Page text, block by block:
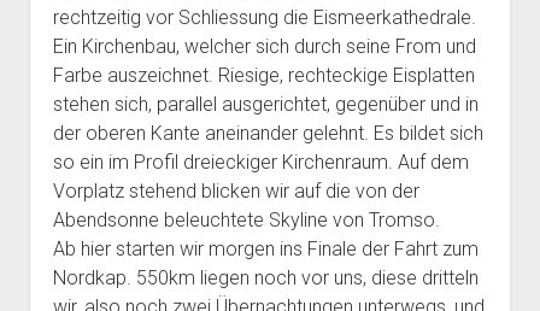
rechtzeitig vor Schliessung die Eismeerkathedrale.
Ein Kirchenbau, welcher sich durch seine From und
Farbe auszeichnet. Riesige, rechteckige Eisplatten
stehen sich, parallel ausgerichtet, gegenüber und in
der oberen Kante aneinander gelehnt. Es bildet sich
so ein im Profil dreieckiger Kirchenraum. Auf dem
Vorplatz stehend blicken wir auf die von der
Abendsonne beleuchtete Skyline von Tromso.
Ab hier starten wir morgen ins Finale der Fahrt zum
Nordkap. 550km liegen noch vor uns, diese dritteln